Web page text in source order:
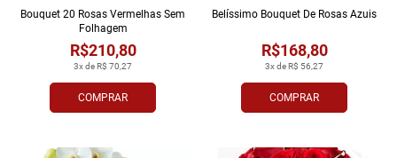
COMPRAR
3x de R$ 70,27
R$210,80
Bouquet 20 Rosas Vermelhas Sem
Folhagem
COMPRAR
3x de R$ 56,27
R$168,80
Belíssimo Bouquet De Rosas Azuis